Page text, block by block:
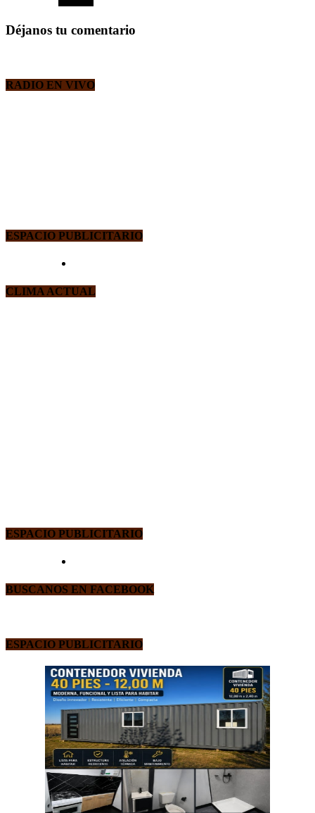
Déjanos tu comentario
RADIO EN VIVO
ESPACIO PUBLICITARIO
CLIMA ACTUAL
ESPACIO PUBLICITARIO
BUSCANOS EN FACEBOOK
ESPACIO PUBLICITARIO